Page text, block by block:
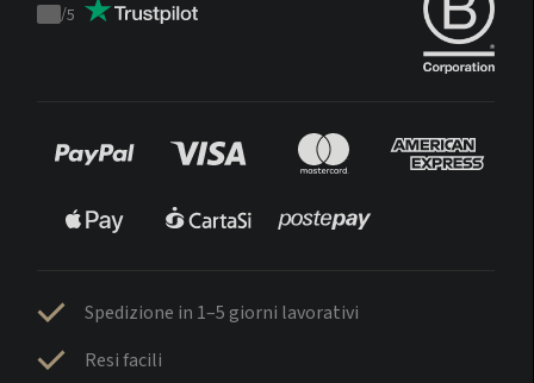
Trustpilot
/5
Spedizione in 1–5 giorni lavorativi
Resi facili